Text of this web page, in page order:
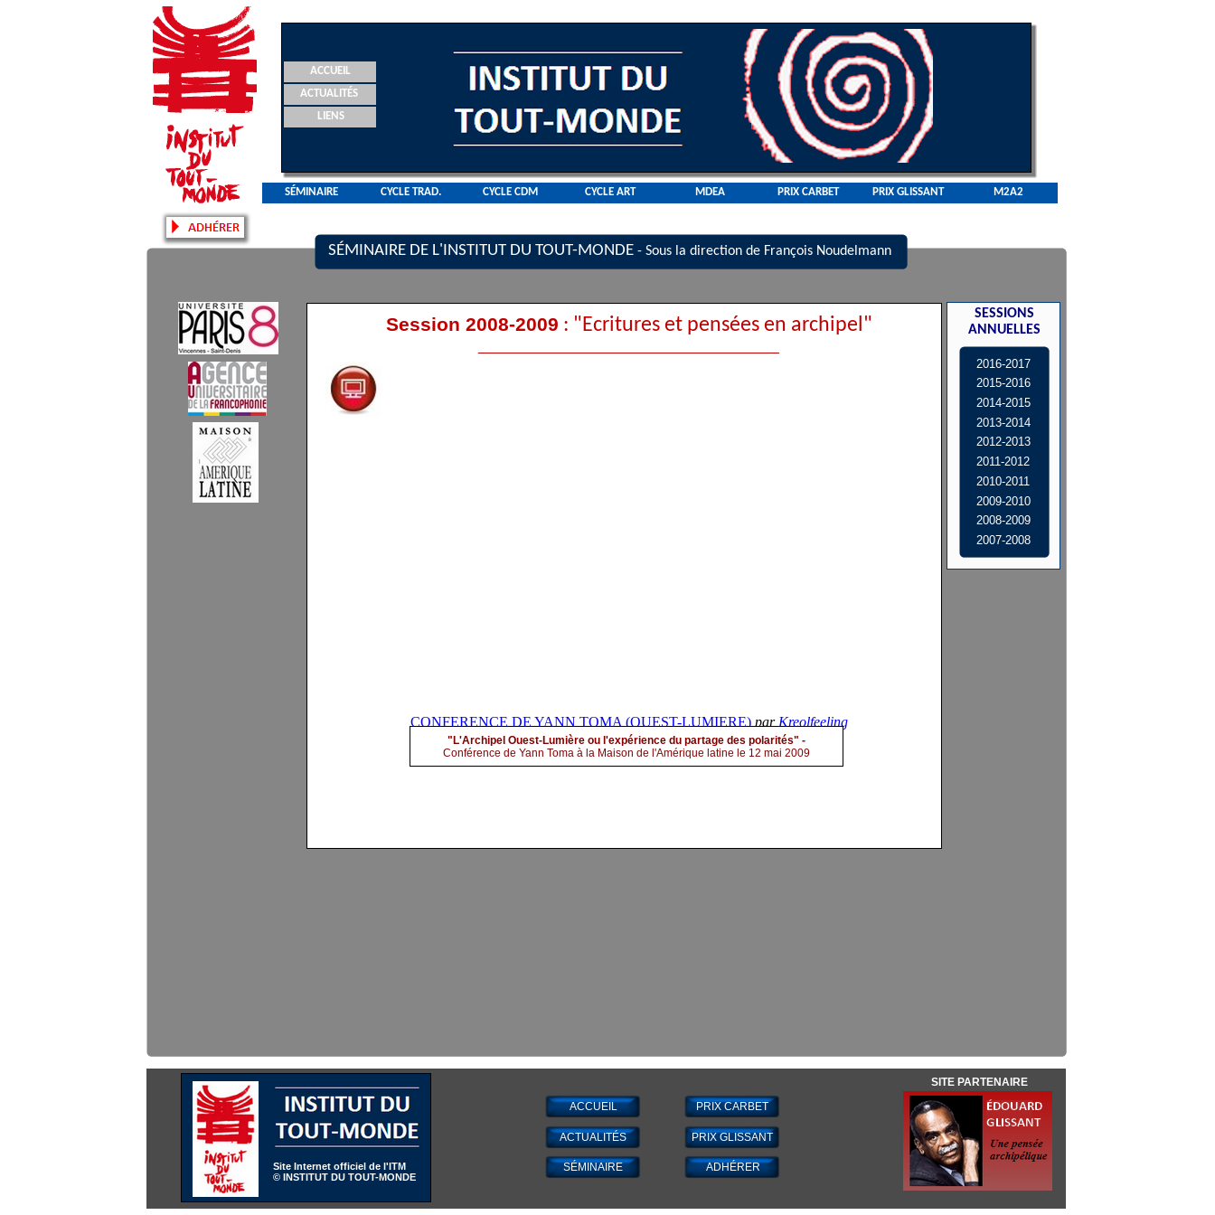
CONFERENCE DE YANN TOMA (OUEST-LUMIERE) par Kreolfeeling
Session 2008-2009 : "Ecritures et pensées en archipel"
"L'Archipel Ouest-Lumière ou l'expérience du partage des polarités" -
Conférence de Yann Toma à la Maison de l'Amérique latine le 12 mai 2009
Site Internet officiel de l'ITM
© INSTITUT DU TOUT-MONDE
ACCUEIL
ACTUALITÉS
SÉMINAIRE
PRIX CARBET
PRIX GLISSANT
ADHÉRER
SITE PARTENAIRE
SÉMINAIRE DE L'INSTITUT DU TOUT-MONDE - Sous la direction de François Noudelmann
SÉMINAIRE CYCLE TRAD. CYCLE CDM CYCLE ART PRIX CARBET PRIX GLISSANT M2A2
MDEA
ACCUEIL
ACTUALITÉS
LIENS
SESSIONS
ANNUELLES
2013-2014
2012-2013
2011-2012
2010-2011
2009-2010
2008-2009
2007-2008
2014-2015
2015-2016
2016-2017